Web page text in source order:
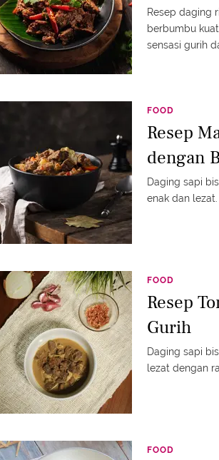
Resep daging
berbumbu
sensasi gurih
FOOD
Resep
dengan
Daging sapi
enak dan lezat.
FOOD
Resep
Gurih
Daging sapi
lezat dengan
FOOD